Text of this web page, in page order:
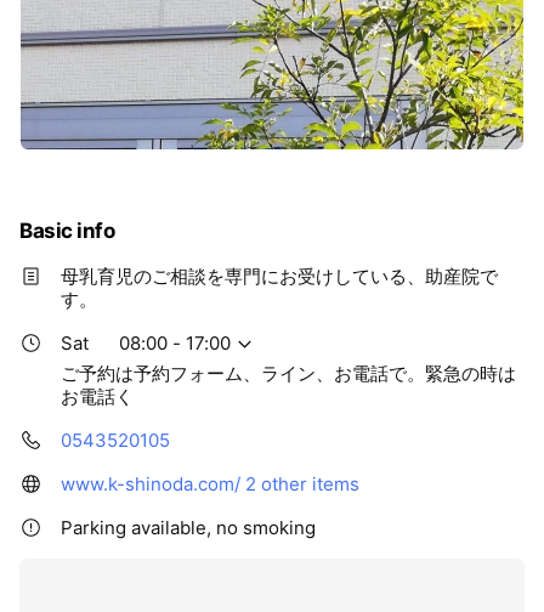
Basic info
母乳育児のご相談を専門にお受けしている、助産院で
す。
Sat
08:00 - 17:00
ご予約は予約フォーム、ライン、お電話で。緊急の時は
お電話く
0543520105
www.k-shinoda.com/ 2 other items
Parking available, no smoking